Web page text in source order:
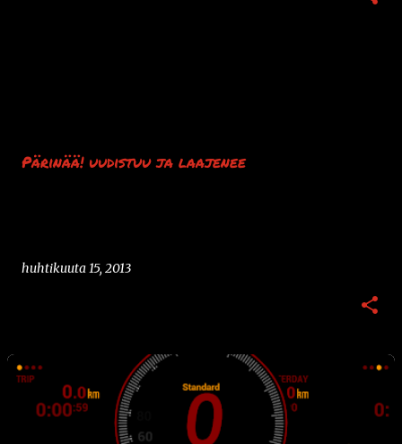
Pärinää! uudistuu ja laajenee
huhtikuuta 15, 2013